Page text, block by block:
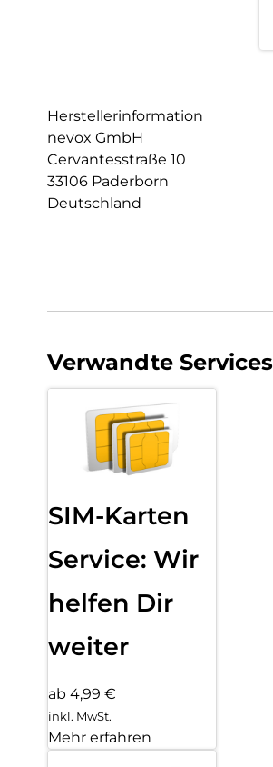
Herstellerinformation
nevox GmbH
Cervantesstraße 10
33106 Paderborn
Deutschland
Verwandte Services
SIM-Karten
Service: Wir
helfen Dir
weiter
ab 4,99 €
inkl. MwSt.
Mehr erfahren